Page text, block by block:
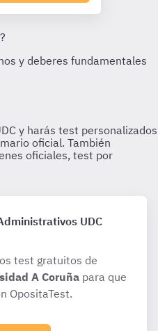
UDC
test gratuitos de
A Coruña para que
OpositaTest.